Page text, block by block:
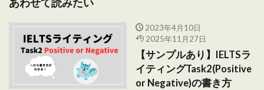
あわせて読みたい
2023年4月10日
2025年11月27日
【サンプルあり】IELTSラ
イティングTask2(Positive
or Negative)の書き方